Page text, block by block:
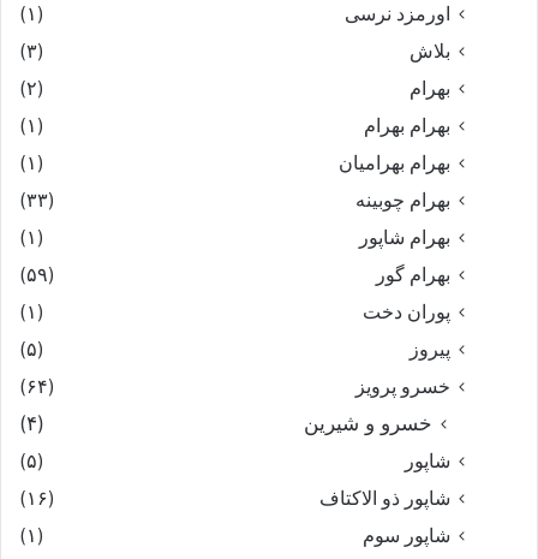
اورمزد نرسى‏
(۱)
بلاش
(۳)
بهرام
(۲)
بهرام بهرام
(۱)
بهرام بهرامیان‏
(۱)
بهرام چوبینه
(۳۳)
بهرام شاپور
(۱)
بهرام گور
(۵۹)
پوران دخت
(۱)
پیروز
(۵)
خسرو پرویز
(۶۴)
خسرو و شیرین (۴)
شاپور
(۵)
شاپور ذو الاکتاف
(۱۶)
شاپور سوم‏
(۱)